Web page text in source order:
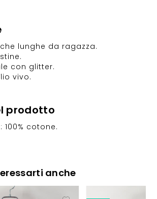
lunghe da ragazza.
con glitter.
vivo.
prodotto
cotone.
anche